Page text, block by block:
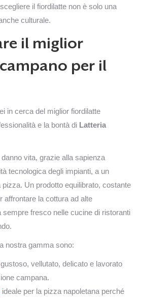
il fiordilatte non è solo una
culturale.
il miglior
per il
in cerca del miglior fiordilatte
e la bontà di Latteria
vita, grazie alla sapienza
tecnologica degli impianti, a un
pizza. Un prodotto equilibrato, costante
affrontare la cottura ad alte
fresco nelle cucine di ristoranti
nostra gamma sono:
vellutato, delicato e lavorato
campana.
ideale per la pizza napoletana perché